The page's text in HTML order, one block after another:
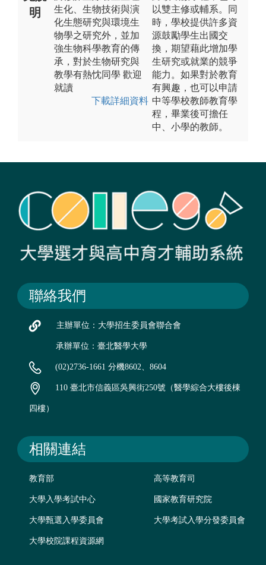
明
生化、生物技術與演
化生態研究與環境生
物學之研究外，並加
強生物科學教育的傳
承，對於生物研究與
教學有熱忱同學 歡迎
就讀
下載詳細資料
以雙主修或輔系。同
時，學校提供許多資
源鼓勵學生出國交
換，期望藉此增加學
生研究或就業的競爭
能力。如果對於教育
有興趣，也可以申請
中等學校教師教育學
程，畢業後可擔任
中、小學的教師。
聯絡我們
主辦單位：大學招生委員會聯合會
承辦單位：臺北醫學大學
(02)2736-1661 分機8602、8604
110 臺北市信義區吳興街250號（醫學綜合大樓後棟
四樓）
相關連結
教育部 高等教育司
大學入學考試中心 國家教育研究院
大學甄選入學委員會 大學考試入學分發委員會
大學校院課程資源網